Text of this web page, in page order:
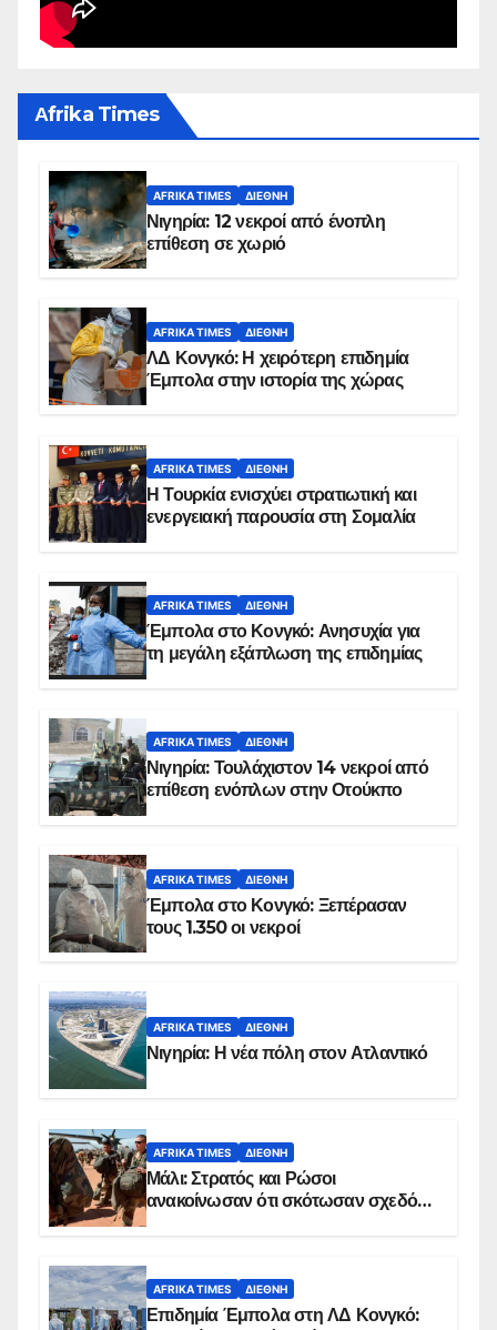
Αfrika Times
AFRIKA TIMES ΔΙΕΘΝΉ
Νιγηρία: 12 νεκροί από ένοπλη
επίθεση σε χωριό
AFRIKA TIMES ΔΙΕΘΝΉ
ΛΔ Κονγκό: Η χειρότερη επιδημία
Έμπολα στην ιστορία της χώρας
AFRIKA TIMES ΔΙΕΘΝΉ
Η Τουρκία ενισχύει στρατιωτική και
ενεργειακή παρουσία στη Σομαλία
AFRIKA TIMES ΔΙΕΘΝΉ
Έμπολα στο Κονγκό: Ανησυχία για
τη μεγάλη εξάπλωση της επιδημίας
AFRIKA TIMES ΔΙΕΘΝΉ
Νιγηρία: Τουλάχιστον 14 νεκροί από
επίθεση ενόπλων στην Οτούκπο
AFRIKA TIMES ΔΙΕΘΝΉ
Έμπολα στο Κονγκό: Ξεπέρασαν
τους 1.350 οι νεκροί
AFRIKA TIMES ΔΙΕΘΝΉ
Νιγηρία: Η νέα πόλη στον Ατλαντικό
AFRIKA TIMES ΔΙΕΘΝΉ
Μάλι: Στρατός και Ρώσοι
ανακοίνωσαν ότι σκότωσαν σχεδόν
AFRIKA TIMES ΔΙΕΘΝΉ
Επιδημία Έμπολα στη ΛΔ Κονγκό: